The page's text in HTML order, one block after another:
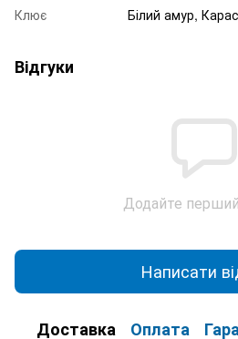
Клює
Білий амур,
Відгуки
Додайте перший
Написати
Доставка Оплата